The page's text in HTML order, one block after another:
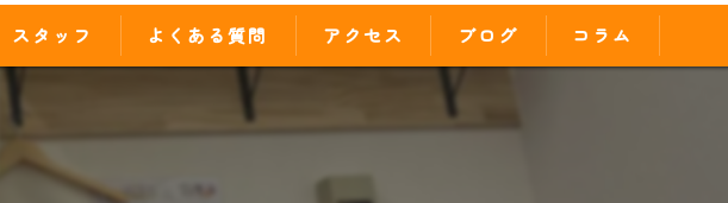
スタッフ よくある質問 アクセス ブログ コラム